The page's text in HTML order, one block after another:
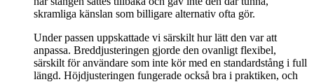
skramliga känslan som billigare alternativ ofta gör.
Under passen uppskattade vi särskilt hur lätt den var att
anpassa. Breddjusteringen gjorde den ovanligt flexibel,
särskilt för användare som inte kör med en standardstång i full
längd. Höjdjusteringen fungerade också bra i praktiken, och